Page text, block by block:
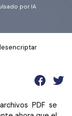
por IA
PDF se